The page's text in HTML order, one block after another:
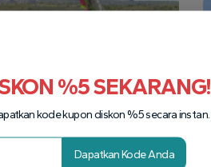
%5 SEKARANG!
kode kupon diskon %5 secara instan.
Dapatkan Kode Anda